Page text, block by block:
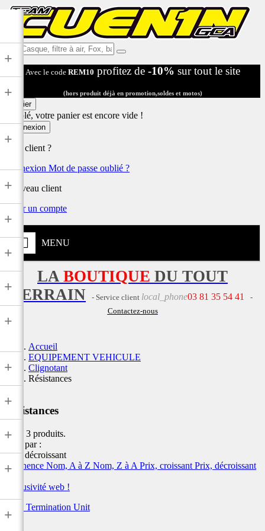
Ex:
Casque,
filtre
air,
Fox,
...
Avec le code REM10 profitez de -10% sur tout le site
(hors produit déjà en promotion,soldes et motos)
Panier
Désolé, votre panier est encore vide !
Connexion
Déjà client ?
Connexion Mot de passe oublié ?
Nouveau client
Créer un compte
MENU
+
+
+
+
+
+
+
+
+
+
+
+
+
LA BOUTIQUE DU TOUT
TERRAIN
- Service client local_phone03 81 35 54 41
-
Contactez-nous
Accueil
EQUIPEMENT VEHICULE
Clignotant
Résistances
Résistances
Il y a 3 produits.
Trier par :
Prix, décroissant
Pertinence Nom, A à Z Nom, Z à A Prix, croissant Prix, décroissant
Exclusivité web !
DZE Termination Unit